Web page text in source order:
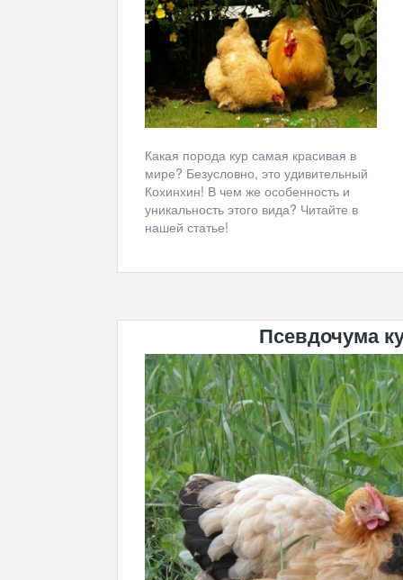
Какая порода кур самая красивая в
мире? Безусловно, это удивительный
Кохинхин! В чем же особенность и
уникальность этого вида? Читайте в
нашей статье!
Псевдочума